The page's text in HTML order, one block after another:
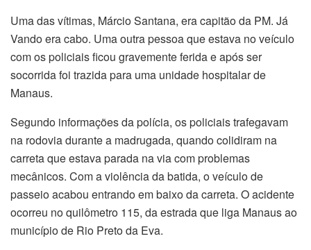
Uma das vítimas, Márcio Santana, era capitão da PM. Já
Vando era cabo. Uma outra pessoa que estava no veículo
com os policiais ficou gravemente ferida e após ser
socorrida foi trazida para uma unidade hospitalar de
Manaus.
Segundo informações da polícia, os policiais trafegavam
na rodovia durante a madrugada, quando colidiram na
carreta que estava parada na via com problemas
mecânicos. Com a violência da batida, o veículo de
passeio acabou entrando em baixo da carreta. O acidente
ocorreu no quilômetro 115, da estrada que liga Manaus ao
município de Rio Preto da Eva.